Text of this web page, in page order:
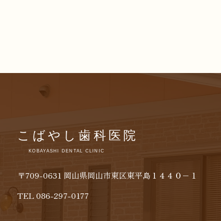
〒709-0631 岡山県岡山市東区東平島１４４０−１
TEL 086-297-0177